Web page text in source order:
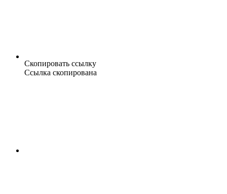
Скопировать ссылку
Ссылка скопирована